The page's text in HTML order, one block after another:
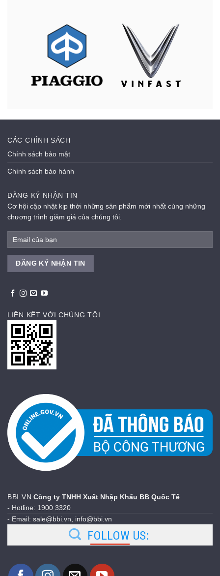
CÁC CHÍNH SÁCH
Chính sách bảo mật
Chính sách bảo hành
ĐĂNG KÝ NHẬN TIN
Cơ hội cập nhật kịp thời những sản phẩm mới nhất cùng những
chương trình giảm giá của chúng tôi.
LIÊN KẾT VỚI CHÚNG TÔI
BBI.VN Công ty TNHH Xuất Nhập Khẩu BB Quốc Tế
- Hotline: 1900 3320
- Email: sale@bbi.vn, info@bbi.vn
FOLLOW US: